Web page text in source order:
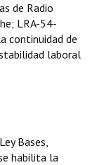
de Radio
LRA-54-
continuidad de
laboral
Bases,
habilita la